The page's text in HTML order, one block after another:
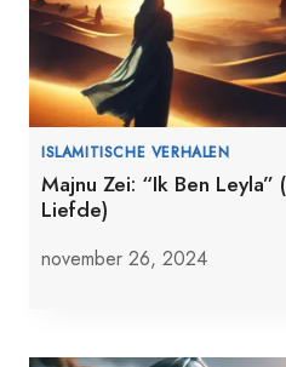
ISLAMITISCHE VERHALEN
Majnu Zei: “Ik Ben
Liefde)
november 26, 2024